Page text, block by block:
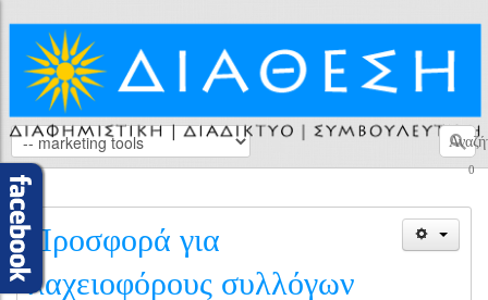
0
Προσφορά για
λαχειοφόρους συλλόγων